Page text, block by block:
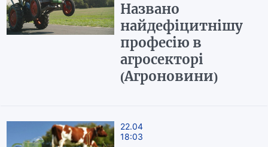
Названо
найдефіцитнішу
професію в
агросекторі
(Агроновини)
22.04
18:03